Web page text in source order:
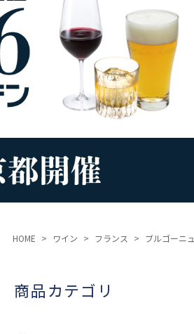
HOME ワイン フランス ブルゴーニュ
商品カテゴリ